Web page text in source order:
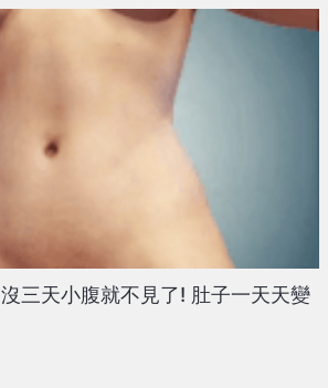
三天小腹就不見了! 肚子一天天變